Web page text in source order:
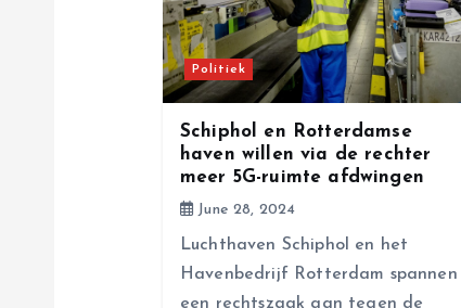
Politiek
Schiphol en Rotterdamse
haven willen via de rechter
meer 5G-ruimte afdwingen
June 28, 2024
Luchthaven Schiphol en het
Havenbedrijf Rotterdam spannen
een rechtszaak aan tegen de